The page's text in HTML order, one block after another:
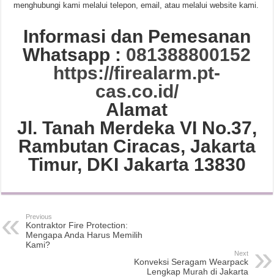
menghubungi kami melalui telepon, email, atau melalui website kami.
Informasi dan Pemesanan
Whatsapp : 081388800152
https://firealarm.pt-
cas.co.id/
Alamat
Jl. Tanah Merdeka VI No.37,
Rambutan Ciracas, Jakarta
Timur, DKI Jakarta 13830
Previous
Kontraktor Fire Protection:
Mengapa Anda Harus Memilih
Kami?
Next
Konveksi Seragam Wearpack
Lengkap Murah di Jakarta